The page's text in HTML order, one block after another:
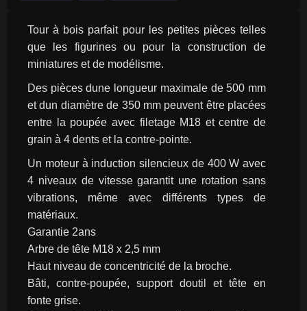
Tour à bois parfait pour les petites pièces telles
que les figurines ou pour la construction de
miniatures et de modélisme.
Des pièces dune longueur maximale de 500 mm
et dun diamètre de 350 mm peuvent être placées
entre la poupée avec filetage M18 et centre de
grain à 4 dents et la contre-pointe.
Un moteur à induction silencieux de 400 W avec
4 niveaux de vitesse garantit une rotation sans
vibrations, même avec différents types de
matériaux.
Garantie 2ans
Arbre de tête M18 x 2,5 mm
Haut niveau de concentricité de la broche.
Bâti, contre-poupée, support doutil et tête en
fonte grise.